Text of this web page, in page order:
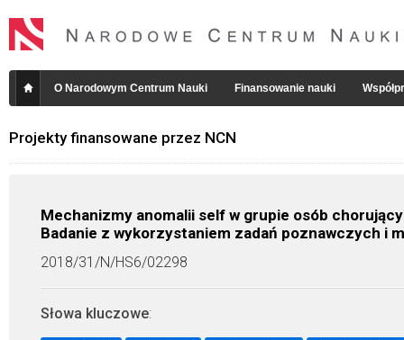
O Narodowym Centrum Nauki Finansowanie nauki
Projekty finansowane przez NCN
Mechanizmy anomalii self w grupie osób
Badanie z wykorzystaniem zadań poznawczych i
2018/31/N/HS6/02298
Słowa kluczowe: